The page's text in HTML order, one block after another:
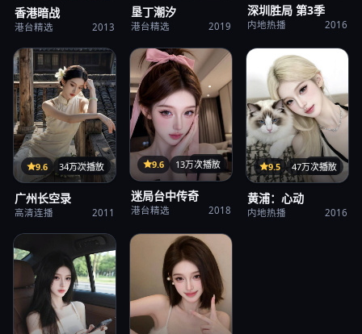
香港暗战
港台精选 2013
垦丁潮汐
港台精选 2019
深圳胜局 第3季
内地热播 2016
122分钟
9.6 34万次播放
广州长空录
高清连播 2011
31集
9.6 13万次播放
迷局台中传奇
港台精选 2018
24集
9.5 47万次播放
黄浦：心动
内地热播 2016